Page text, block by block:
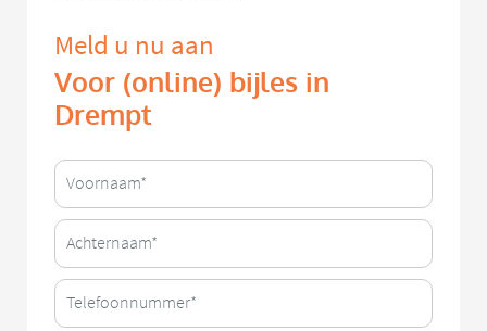
Meld u nu aan
Voor (online) bijles in
Drempt